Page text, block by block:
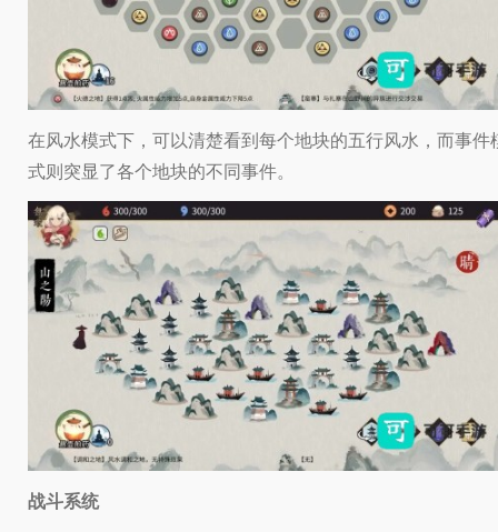
在风水模式下，可以清楚看到每个地块的五行风水，而事件
式则突显了各个地块的不同事件。
战斗系统